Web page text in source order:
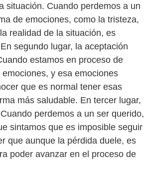
situación. Cuando perdemos a un
de emociones, como la tristeza,
realidad de la situación, es
segundo lugar, la aceptación
estamos en proceso de
y esa emociones
que es normal tener esas
más saludable. En tercer lugar,
perdemos a un ser querido,
sintamos que es imposible seguir
que aunque la pérdida duele, es
poder avanzar en el proceso de